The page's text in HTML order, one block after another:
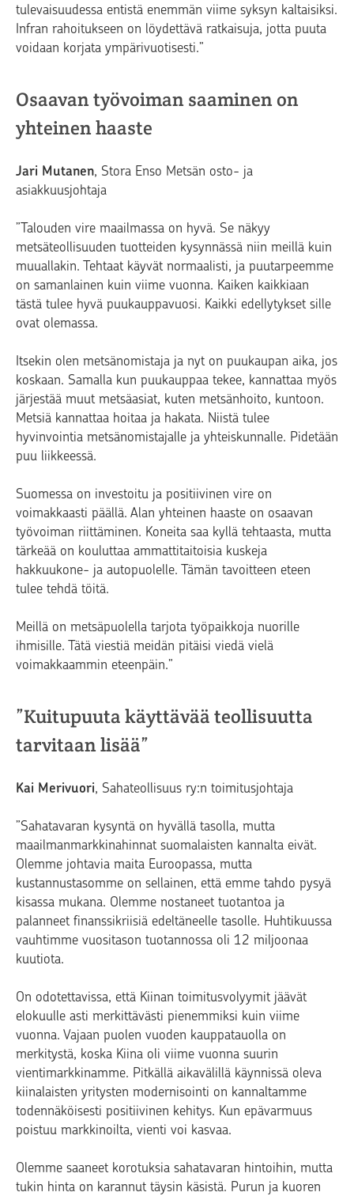
tulevaisuudessa entistä enemmän viime syksyn kaltaisiksi.
Infran rahoitukseen on löydettävä ratkaisuja, jotta puuta
voidaan korjata ympärivuotisesti.”
Osaavan työvoiman saaminen on
yhteinen haaste
Jari Mutanen, Stora Enso Metsän osto- ja
asiakkuusjohtaja
”Talouden vire maailmassa on hyvä. Se näkyy
metsäteollisuuden tuotteiden kysynnässä niin meillä kuin
muuallakin. Tehtaat käyvät normaalisti, ja puutarpeemme
on samanlainen kuin viime vuonna. Kaiken kaikkiaan
tästä tulee hyvä puukauppavuosi. Kaikki edellytykset sille
ovat olemassa.
Itsekin olen metsänomistaja ja nyt on puukaupan aika, jos
koskaan. Samalla kun puukauppaa tekee, kannattaa myös
järjestää muut metsäasiat, kuten metsänhoito, kuntoon.
Metsiä kannattaa hoitaa ja hakata. Niistä tulee
hyvinvointia metsänomistajalle ja yhteiskunnalle. Pidetään
puu liikkeessä.
Suomessa on investoitu ja positiivinen vire on
voimakkaasti päällä. Alan yhteinen haaste on osaavan
työvoiman riittäminen. Koneita saa kyllä tehtaasta, mutta
tärkeää on kouluttaa ammattitaitoisia kuskeja
hakkuukone- ja autopuolelle. Tämän tavoitteen eteen
tulee tehdä töitä.
Meillä on metsäpuolella tarjota työpaikkoja nuorille
ihmisille. Tätä viestiä meidän pitäisi viedä vielä
voimakkaammin eteenpäin.”
”Kuitupuuta käyttävää teollisuutta
tarvitaan lisää”
Kai Merivuori, Sahateollisuus ry:n toimitusjohtaja
”Sahatavaran kysyntä on hyvällä tasolla, mutta
maailmanmarkkinahinnat suomalaisten kannalta eivät.
Olemme johtavia maita Euroopassa, mutta
kustannustasomme on sellainen, että emme tahdo pysyä
kisassa mukana. Olemme nostaneet tuotantoa ja
palanneet finanssikriisiä edeltäneelle tasolle. Huhtikuussa
vauhtimme vuositason tuotannossa oli 12 miljoonaa
kuutiota.
On odotettavissa, että Kiinan toimitusvolyymit jäävät
elokuulle asti merkittävästi pienemmiksi kuin viime
vuonna. Vajaan puolen vuoden kauppatauolla on
merkitystä, koska Kiina oli viime vuonna suurin
vientimarkkinamme. Pitkällä aikavälillä käynnissä oleva
kiinalaisten yritysten modernisointi on kannaltamme
todennäköisesti positiivinen kehitys. Kun epävarmuus
poistuu markkinoilta, vienti voi kasvaa.
Olemme saaneet korotuksia sahatavaran hintoihin, mutta
tukin hinta on karannut täysin käsistä. Purun ja kuoren